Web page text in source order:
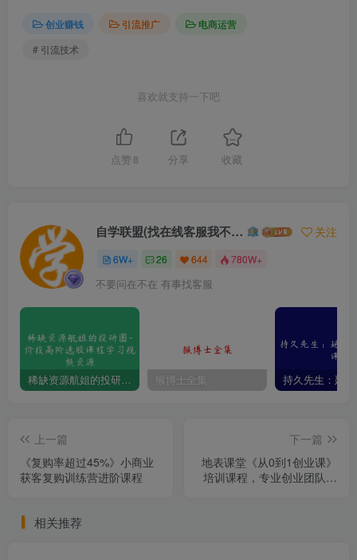
创业赚钱 引流推广
电商运营
# 引流技术
喜欢就支持一下吧
点赞 8 分享 收藏
自学联盟(找在线客服我不回信息的) 关注
6W+ 26 644 780W+
不要问在不在 有事找客服
稀缺资源航姐的投研圈-价投高阶选股课程学习视频资源 猴博士全集
上一篇
《复购率超过45%》小商业
获客复购训练营进阶课程
下一篇
地表课堂《从0到1创业课》
培训课程，专业创业团队内
相关推荐